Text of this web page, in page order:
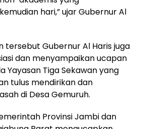
hari,” ujar Gubernur Al
tersebut Gubernur Al Haris juga
dan menyampaikan ucapan
Yayasan Tiga Sekawan yang
tulus mendirikan dan
di Desa Gemuruh.
Provinsi Jambi dan